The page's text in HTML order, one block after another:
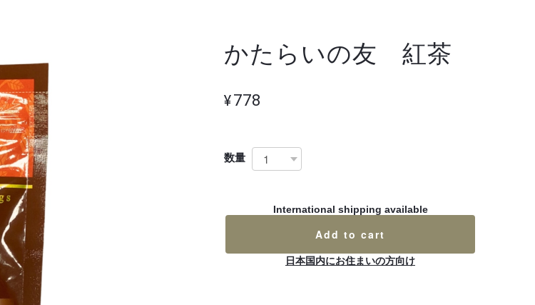
かたらいの友 紅茶
¥778
数量
International shipping available
Add to cart
日本国内にお住まいの方向け